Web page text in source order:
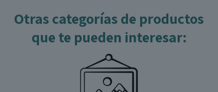
Otras categorías de productos
que te pueden interesar: